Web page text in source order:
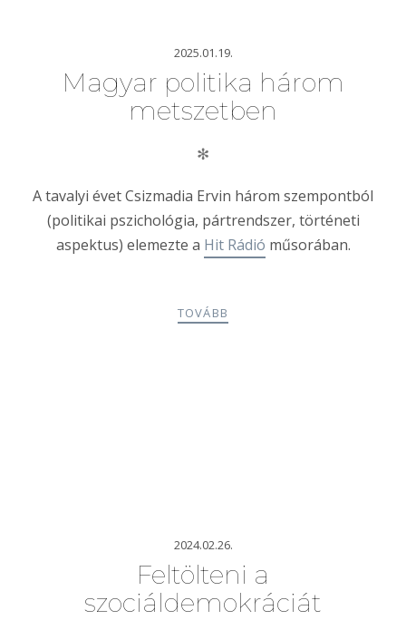
2025.01.19.
Magyar politika három
metszetben
✻
A tavalyi évet Csizmadia Ervin három szempontból
(politikai pszichológia, pártrendszer, történeti
aspektus) elemezte a Hit Rádió műsorában.
TOVÁBB
2024.02.26.
Feltölteni a
szociáldemokráciát